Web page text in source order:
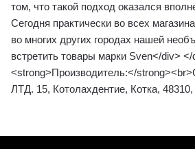
том, что такой подход оказался
Сегодня практически во всех
во многих других городах нашей
встретить товары марки Sven</div> </
<strong>Производитель:</
ЛТД. 15, Котолахдентие, Котка,